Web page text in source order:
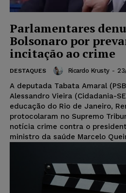
Parlamentares
Bolsonaro por
incitação ao crime
DESTAQUES Ricardo Krusty -
A deputada Tabata Amaral
Alessandro Vieira (Cidadania-
educação do Rio de Janeiro,
protocolaram no Supremo
notícia crime contra o
ministro da saúde Marcelo